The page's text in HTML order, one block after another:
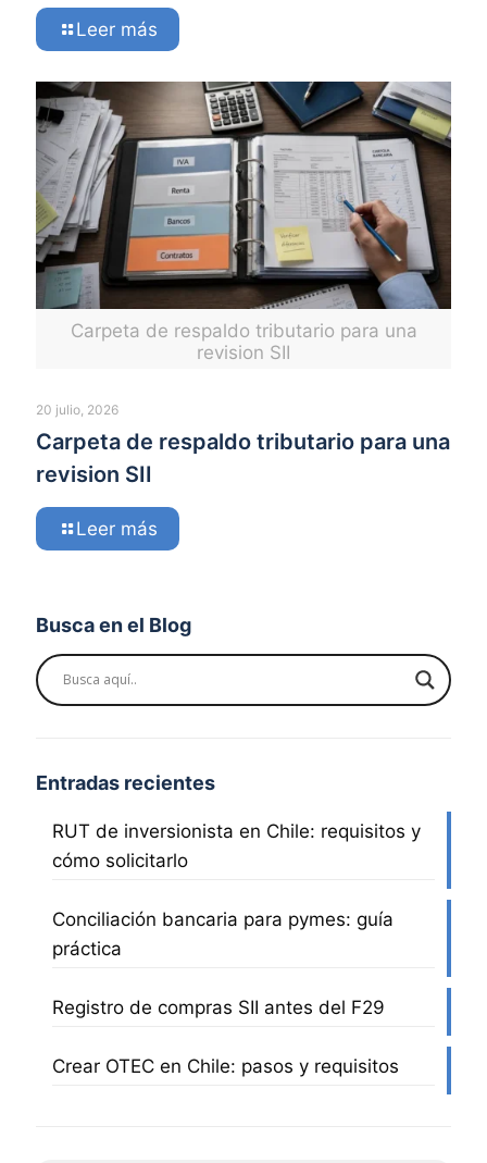
Leer más
Carpeta de respaldo tributario para una
revision SII
20 julio, 2026
Carpeta de respaldo tributario para una
revision SII
Leer más
Busca en el Blog
Entradas recientes
RUT de inversionista en Chile: requisitos y
cómo solicitarlo
Conciliación bancaria para pymes: guía
práctica
Registro de compras SII antes del F29
Crear OTEC en Chile: pasos y requisitos